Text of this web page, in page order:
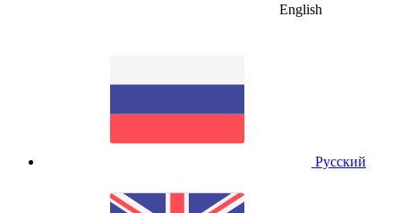
English
Русский